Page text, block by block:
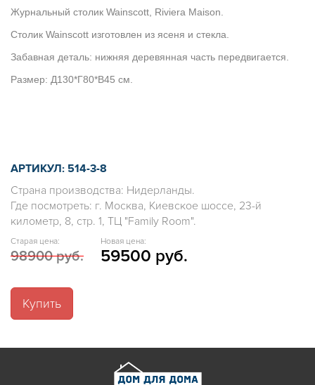
Журнальный столик Wainscott, Riviera Maison.
Столик Wainscott изготовлен из ясеня и стекла.
Забавная деталь: нижняя деревянная часть передвигается.
Размер: Д130*Г80*В45 см.
АРТИКУЛ: 514-3-8
Страна производства: Нидерланды.
Где посмотреть: г. Москва, Киевское шоссе, 23-й
километр, 8, стр. 1, ТЦ "Family Room".
Старая цена:
98900 руб.
Новая цена:
59500 руб.
Купить